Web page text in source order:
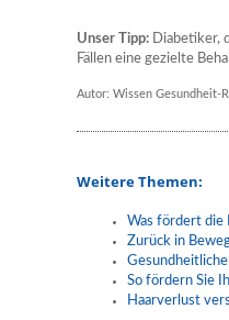
Unser Tipp: Diabetiker,
Fällen eine gezielte
Autor: Wissen Gesundheit-
Weitere Themen:
Was fördert die
Zurück in
So fördern Sie
Haarverlust